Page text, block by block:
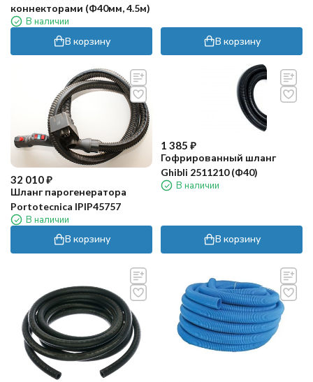
коннекторами (Ф40мм, 4.5м)
В наличии
В корзину В корзину
32 010₽
Шланг парогенератора
Portotecnica IPIP45757
В наличии
В корзину
1 385 ₽
Гофрированный шланг
Ghibli 2511210 (Ф40)
В наличии
В корзину